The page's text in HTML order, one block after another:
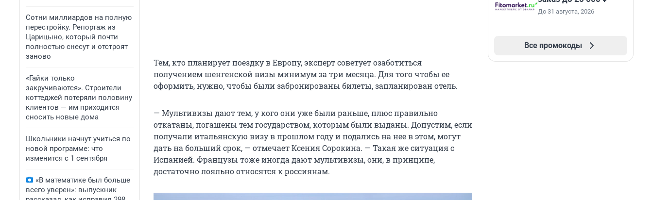
Сотни миллиардов на полную
перестройку. Репортаж из
Царицыно, который почти
полностью снесут и отстроят
заново
«Гайки только
закручиваются». Строители
коттеджей потеряли половину
клиентов — им приходится
сносить новые дома
Школьники начнут учиться по
новой программе: что
изменится с 1 сентября
«В математике был больше
всего уверен»: выпускник
Тем, кто планирует поездку в Европу, эксперт советует озаботиться
получением шенгенской визы минимум за три месяца. Для того чтобы ее
оформить, нужно, чтобы были забронированы билеты, запланирован отель.
— Мультивизы дают тем, у кого они уже были раньше, плюс правильно
откатаны, погашены тем государством, которым были выданы. Допустим, если
получали итальянскую визу в прошлом году и подались на нее в этом, могут
дать на больший срок, — отмечает Ксения Сорокина. — Такая же ситуация с
Испанией. Французы тоже иногда дают мультивизы, они, в принципе,
достаточно лояльно относятся к россиянам.
До 31 августа, 2026
Все промокоды